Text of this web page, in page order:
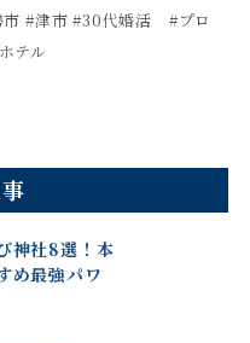
市#津市 #30代婚活 #プロ
テル
神社8選！本
め最強パワ